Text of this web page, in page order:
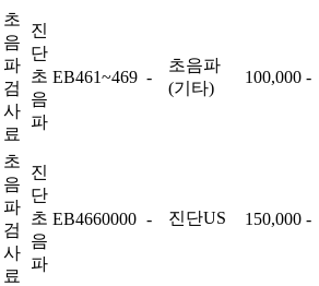
초
음
파
검
사
료
진
단
초
음
파
EB461~469 -
초음파
(기타)
100,000 -
초
음
파
검
사
료
진
단
초
음
파
EB4660000 - 진단US 150,000 -